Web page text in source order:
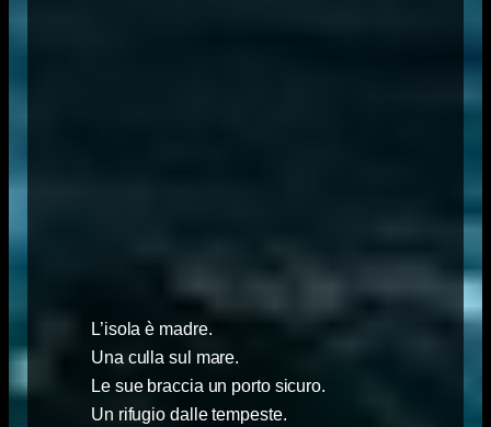
L’isola è madre.
Una culla sul mare.
Le sue braccia un porto sicuro.
Un rifugio dalle tempeste.